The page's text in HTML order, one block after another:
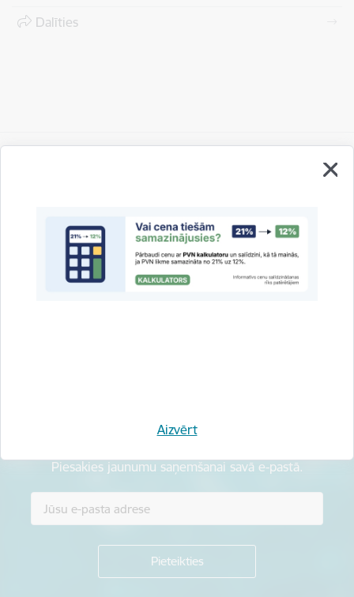
Aizvērt
Dalīties
Esi pirmais, kas uzzina!
Piesakies jaunumu saņemšanai savā e-pastā.